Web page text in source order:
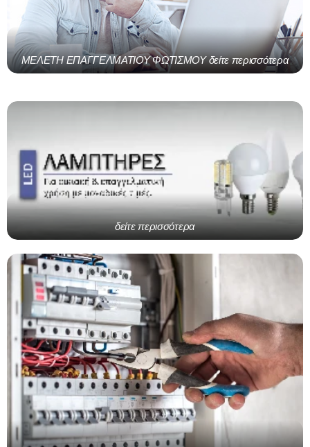
ΜΕΛΕΤΗ ΕΠΑΓΓΕΛΜΑΤΙΟΥ ΦΩΤΙΣΜΟΥ δείτε περισσότερα
δείτε περισσότερα